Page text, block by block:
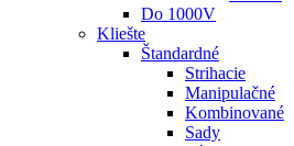
Do 1000V
Kliešte
Štandardné
Strihacie
Manipulačné
Kombinované
Sady